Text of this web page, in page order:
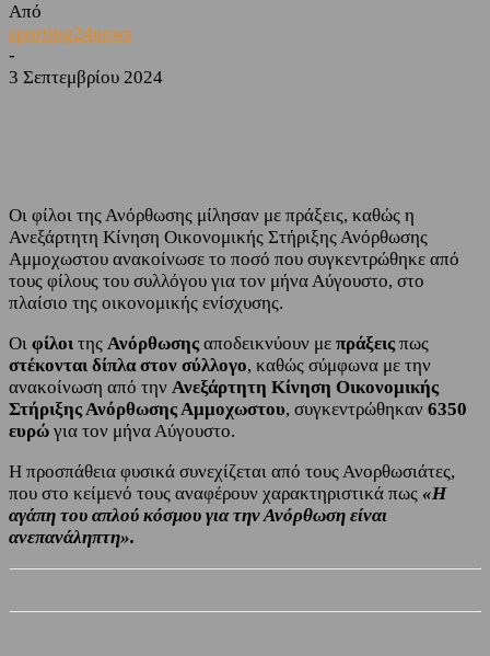
Από
sporting24news
-
3 Σεπτεμβρίου 2024
Οι φίλοι της Ανόρθωσης μίλησαν με πράξεις, καθώς η
Ανεξάρτητη Κίνηση Οικονομικής Στήριξης Ανόρθωσης
Αμμοχωστου ανακοίνωσε το ποσό που συγκεντρώθηκε από
τους φίλους του συλλόγου για τον μήνα Αύγουστο, στο
πλαίσιο της οικονομικής ενίσχυσης.
Οι φίλοι της Ανόρθωσης αποδεικνύουν με πράξεις πως
στέκονται δίπλα στον σύλλογο, καθώς σύμφωνα με την
ανακοίνωση από την Ανεξάρτητη Κίνηση Οικονομικής
Στήριξης Ανόρθωσης Αμμοχωστου, συγκεντρώθηκαν 6350
ευρώ για τον μήνα Αύγουστο.
Η προσπάθεια φυσικά συνεχίζεται από τους Ανορθωσιάτες,
που στο κείμενό τους αναφέρουν χαρακτηριστικά πως «Η
αγάπη του απλού κόσμου για την Ανόρθωση είναι
ανεπανάληπτη».